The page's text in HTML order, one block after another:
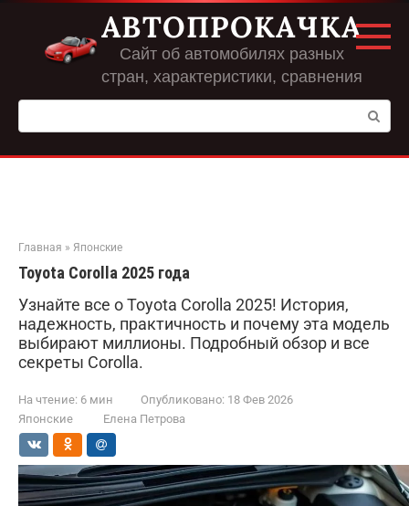
Перейти
контенту
АВТОПРОКАЧКА
Сайт об автомобилях разных
стран, характеристики, сравнения
Поиск:
Главная » Японские
Toyota Corolla 2025 года
Узнайте все о Toyota Corolla 2025! История,
надежность, практичность и почему эта модель
выбирают миллионы. Подробный обзор и все
секреты Corolla.
На чтение: 6 мин Опубликовано: 18 Фев 2026
Японские
Елена Петрова